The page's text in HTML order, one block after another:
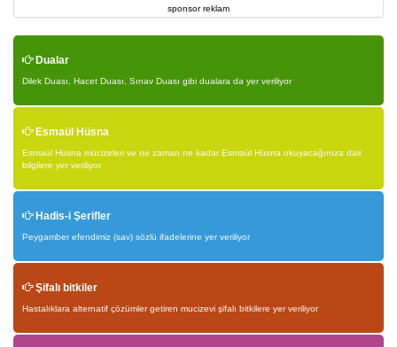
sponsor reklam
Dualar
Dilek Duası, Hacet Duası, Sınav Duası gibi dualara da yer veriliyor
Esmaül Hüsna
Esmaül Hüsna mücizeleri ve ne zaman ne kadar Esmaül Hüsna okuyacağınıza dair
bilgilere yer veriliyor
Hadis-i Şerifler
Peygamber efendimiz (sav) sözlü ifadelerine yer veriliyor
Şifalı bitkiler
Hastalıklara alternatif çözümler getiren mucizevi şifalı bitkilere yer veriliyor